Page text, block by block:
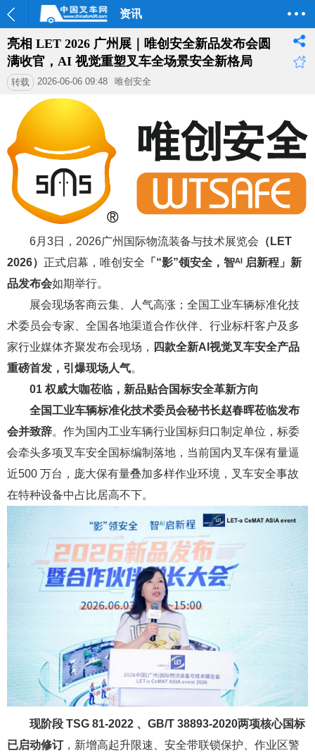
资讯
亮相 LET 2026 广州展｜唯创安全新品发布会圆
满收官，AI 视觉重塑叉车全场景安全新格局
转载 2026-06-06 09:48 唯创安全
6月3日，2026广州国际物流装备与技术展览会 （LET
2026） 正式启幕，唯创安全 「“影”领安全，智ᴬᴵ 启新程」新
品发布会如期举行。
展会现场客商云集、人气高涨；全国工业车辆标准化技
术委员会专家、全国各地渠道合作伙伴、行业标杆客户及多
家行业媒体齐聚发布会现场， 四款全新AI视觉叉车安全产品
重磅首发，引爆现场人气。
01 权威大咖莅临，新品贴合国标安全革新方向
全国工业车辆标准化技术委员会秘书长赵春晖莅临发布
会并致辞。作为国内工业车辆行业国标归口制定单位，标委
会牵头多项叉车安全国标编制落地，当前国内叉车保有量逼
近500 万台，庞大保有量叠加多样作业环境，叉车安全事故
在特种设备中占比居高不下。
现阶段 TSG 81-2022 、GB/T 38893-2020两项核心国标
已启动修订，新增高起升限速、安全带联锁保护、作业区警